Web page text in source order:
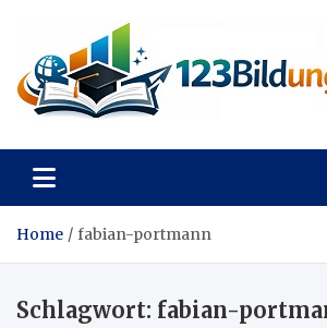
content
123Bildung
Home fabian-portmann
Schlagwort: fabian-